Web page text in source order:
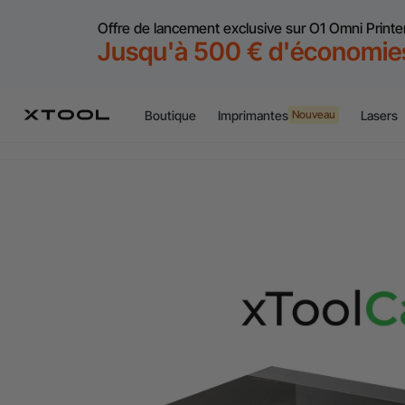
Offre de lancement exclusive sur O1 Omni
Jusqu'à 500 €
Boutique Imprimantes Nouveau Lasers